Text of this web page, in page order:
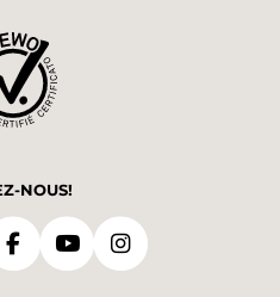
NOUS!